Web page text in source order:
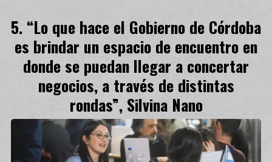
“Lo que hace el Gobierno de Córdoba
es brindar un espacio de encuentro en
donde se puedan llegar a concertar
negocios, a través de distintas
rondas”, Silvina Nano